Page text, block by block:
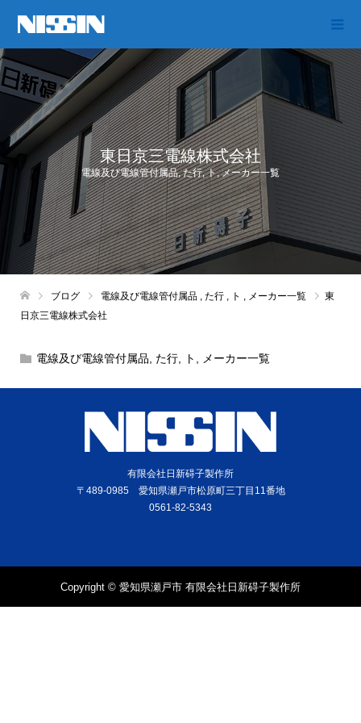
東日京三電線株式会社
電線及び電線管付属品,た行,ト,メーカー一覧
ブログ 電線及び電線管付属品 た行 ト メーカー一覧
東
日京三電線株式会社
電線及び電線管付属品 た行, ト メーカー一覧
有限会社日新碍子製作所
〒489-0985 愛知県瀬戸市松原町三丁目11番地
0561-82-5343
Copyright © 愛知県瀬戸市 有限会社日新碍子製作所